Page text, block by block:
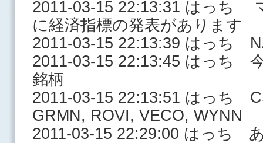
2011-03-15 22:13:31 はっち
に経済指標の発表があります
2011-03-15 22:13:39 はっち
2011-03-15 22:13:45 はっち
銘柄
2011-03-15 22:13:51 はっち
GRMN, ROVI, VECO, WYNN
2011-03-15 22:29:00 はっち